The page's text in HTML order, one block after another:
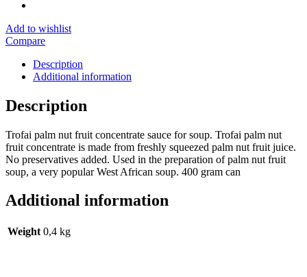
Add to wishlist
Compare
Description
Additional information
Description
Trofai palm nut fruit concentrate sauce for soup. Trofai palm nut
fruit concentrate is made from freshly squeezed palm nut fruit juice.
No preservatives added. Used in the preparation of palm nut fruit
soup, a very popular West African soup. 400 gram can
Additional information
Weight 0,4 kg